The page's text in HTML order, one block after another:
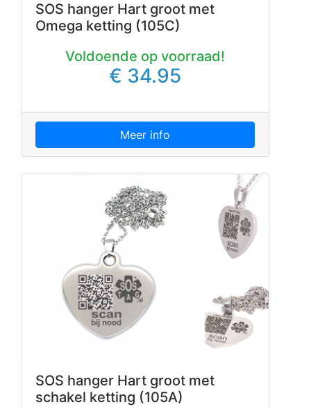
SOS hanger Hart groot met
Omega ketting (105C)
Voldoende op voorraad!
€ 34.95
Meer info
SOS hanger Hart groot met
schakel ketting (105A)